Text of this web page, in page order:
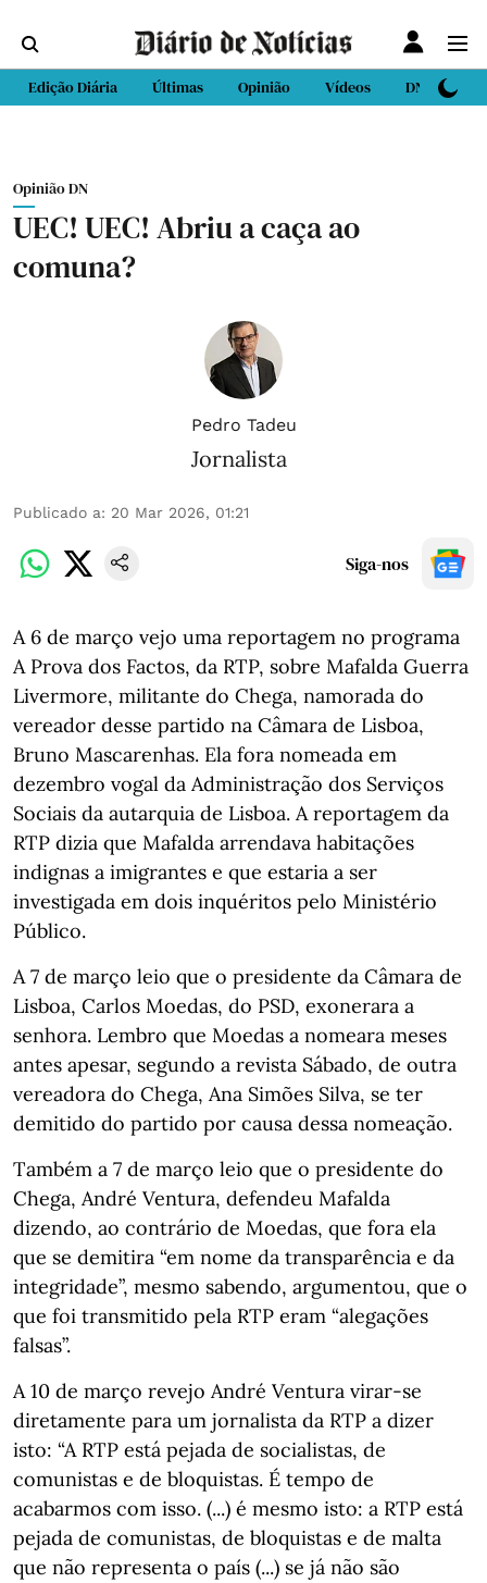
Edição Diária Últimas Opinião Vídeos DN Sport
Opinião DN
UEC! UEC! Abriu a caça ao
comuna?
Pedro Tadeu
Jornalista
Publicado a: 20 Mar 2026, 01:21
Siga-nos
A 6 de março vejo uma reportagem no programa
A Prova dos Factos, da RTP, sobre Mafalda Guerra
Livermore, militante do Chega, namorada do
vereador desse partido na Câmara de Lisboa,
Bruno Mascarenhas. Ela fora nomeada em
dezembro vogal da Administração dos Serviços
Sociais da autarquia de Lisboa. A reportagem da
RTP dizia que Mafalda arrendava habitações
indignas a imigrantes e que estaria a ser
investigada em dois inquéritos pelo Ministério
Público.
A 7 de março leio que o presidente da Câmara de
Lisboa, Carlos Moedas, do PSD, exonerara a
senhora. Lembro que Moedas a nomeara meses
antes apesar, segundo a revista Sábado, de outra
vereadora do Chega, Ana Simões Silva, se ter
demitido do partido por causa dessa nomeação.
Também a 7 de março leio que o presidente do
Chega, André Ventura, defendeu Mafalda
dizendo, ao contrário de Moedas, que fora ela
que se demitira “em nome da transparência e da
integridade”, mesmo sabendo, argumentou, que o
que foi transmitido pela RTP eram “alegações
falsas”.
A 10 de março revejo André Ventura virar-se
diretamente para um jornalista da RTP a dizer
isto: “A RTP está pejada de socialistas, de
comunistas e de bloquistas. É tempo de
acabarmos com isso. (...) é mesmo isto: a RTP está
pejada de comunistas, de bloquistas e de malta
que não representa o país (...) se já não são